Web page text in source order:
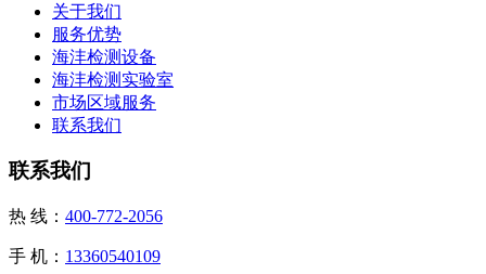
关于我们
服务优势
海沣检测设备
海沣检测实验室
市场区域服务
联系我们
联系我们
热 线： 400-772-2056
手 机： 13360540109